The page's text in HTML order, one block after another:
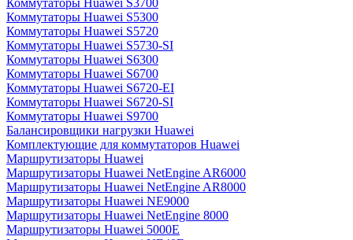
Коммутаторы Huawei S3700
Коммутаторы Huawei S5300
Коммутаторы Huawei S5720
Коммутаторы Huawei S5730-SI
Коммутаторы Huawei S6300
Коммутаторы Huawei S6700
Коммутаторы Huawei S6720-EI
Коммутаторы Huawei S6720-SI
Коммутаторы Huawei S9700
Балансировщики нагрузки Huawei
Комплектующие для коммутаторов Huawei
Маршрутизаторы Huawei
Маршрутизаторы Huawei NetEngine AR6000
Маршрутизаторы Huawei NetEngine AR8000
Маршрутизаторы Huawei NE9000
Маршрутизаторы Huawei NetEngine 8000
Маршрутизаторы Huawei 5000E